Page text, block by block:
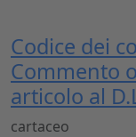
Codice dei
Commento
articolo al
cartaceo